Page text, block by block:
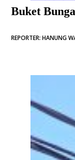
Buket
REPORTER: HANUNG